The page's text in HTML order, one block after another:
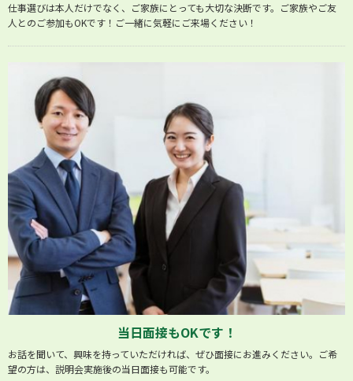
仕事選びは本人だけでなく、ご家族にとっても大切な決断です。ご家族やご友
人とのご参加もOKです！ご一緒に気軽にご来場ください！
当日面接もOKです！
お話を聞いて、興味を持っていただければ、ぜひ面接にお進みください。ご希
望の方は、説明会実施後の当日面接も可能です。